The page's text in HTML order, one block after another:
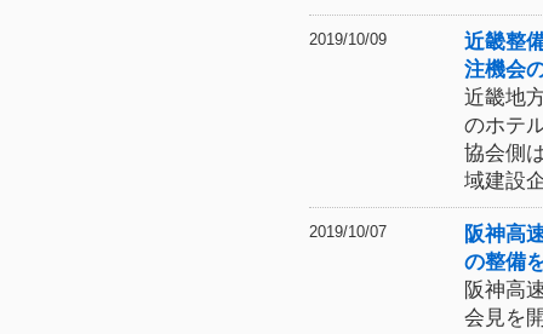
2019/10/09
近畿整
注機会
近畿地
のホテ
協会側
域建設
2019/10/07
阪神高
の整備
阪神高
会見を